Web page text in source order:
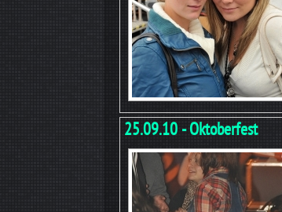
25.09.10 - Oktoberfest